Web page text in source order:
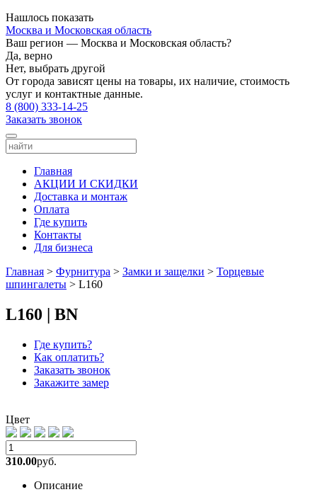
Нашлось показать
Москва и Московская область
Ваш регион — Москва и Московская область?
Да, верно
Нет, выбрать другой
От города зависят цены на товары, их наличие, стоимость
услуг и контактные данные.
8 (800) 333-14-25
Заказать звонок
Главная
АКЦИИ И СКИДКИ
Доставка и монтаж
Оплата
Где купить
Контакты
Для бизнеса
Главная > Фурнитура > Замки и защелки > Торцевые
шпингалеты > L160
L160 | BN
Где купить?
Как оплатить?
Заказать звонок
Закажите замер
Цвет
310.00руб.
Описание